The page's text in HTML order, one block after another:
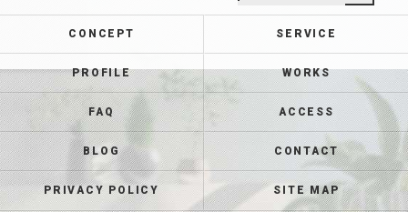
CONCEPT SERVICE
PROFILE WORKS
FAQ ACCESS
BLOG CONTACT
PRIVACY POLICY SITE MAP